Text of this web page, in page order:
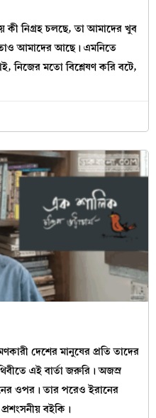
কী নিগ্রহ চলছে, তা আমাদের খুব
আমাদের আছে। এমনিতে
নিজের মতো বিশ্লেষণ করি বটে,
দেশের মানুষের প্রতি তাদের
এই বার্তা জরুরি। অজস্র
ওপর। তার পরেও ইরানের
বইকি।